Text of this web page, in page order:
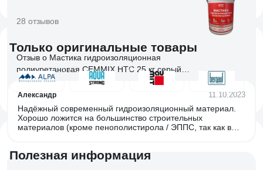
28 отзывов
Отзыв о Мастика гидроизоляционная
полиуретановая CEMMIX HTC 25 кг серый
84735838
Александр 11.10.2023
Надёжный современный гидроизоляционный материал.
Хорошо ложится на большинство строительных
материалов (кроме пенополистирола / ЭППС, так как в
Только оригинальные товары
Полезная информация